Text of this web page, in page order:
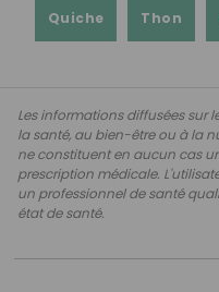
Quiche Thon
Les informations diffusées sur
la santé, au bien-être ou à la
ne constituent en aucun cas
prescription médicale.
un professionnel de santé
état de santé.